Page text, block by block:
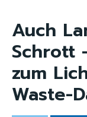
Auch
Schrott
zum
Waste-